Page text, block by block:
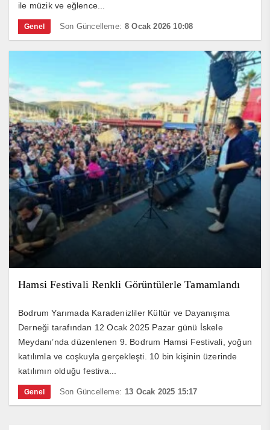
ile müzik ve eğlence...
Genel Son Güncelleme: 8 Ocak 2026 10:08
Hamsi Festivali Renkli Görüntülerle Tamamlandı
Bodrum Yarımada Karadenizliler Kültür ve Dayanışma
Derneği tarafından 12 Ocak 2025 Pazar günü İskele
Meydanı’nda düzenlenen 9. Bodrum Hamsi Festivali, yoğun
katılımla ve coşkuyla gerçekleşti. 10 bin kişinin üzerinde
katılımın olduğu festiva...
Genel Son Güncelleme: 13 Ocak 2025 15:17